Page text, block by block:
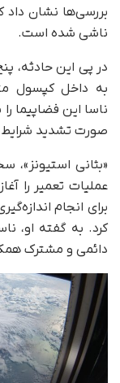
بررسی‌ها نشان
ناشی شده است.
در پی این حادثه،
ناسا این فضاپیما
صورت تشدید
«بثانی استیونز»،
برای انجام
دائمی و مشترک